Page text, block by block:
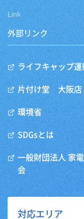
Link
外部リンク
ライフキャップ運
片付け堂 大阪店
環境省
SDGsとは
一般財団法人 家
会
対応エリア